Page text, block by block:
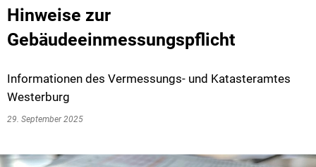
Hinweise zur
Gebäudeeinmessungspflicht
Informationen des Vermessungs- und Katasteramtes
Westerburg
29. September 2025